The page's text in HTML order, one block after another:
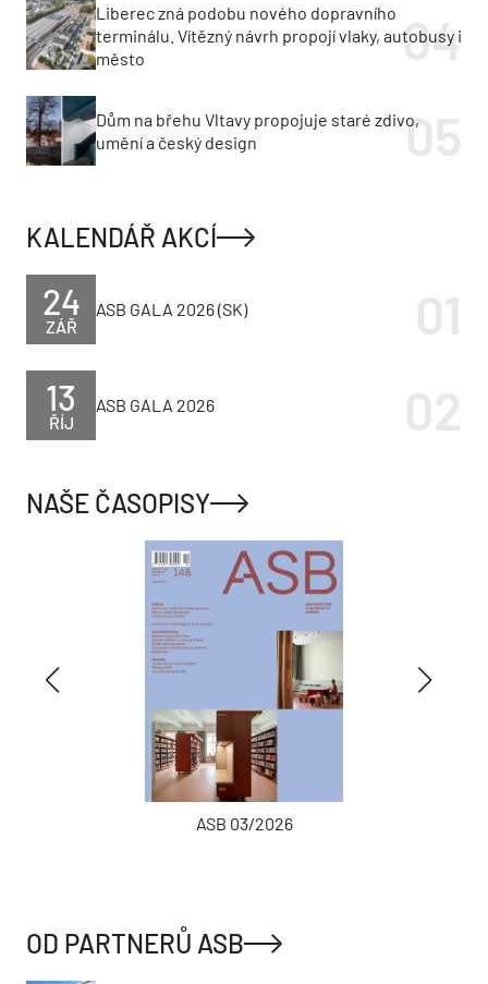
Liberec zná podobu nového dopravního
terminálu. Vítězný návrh propojí vlaky, autobusy i
město
Dům na břehu Vltavy propojuje staré zdivo,
umění a český design
KALENDÁŘ AKCÍ
ZÁŘ
24 ASB GALA 2026 (SK)
ŘÍJ
13 ASB GALA 2026
NAŠE ČASOPISY
ASB 03/2026
OD PARTNERŮ ASB